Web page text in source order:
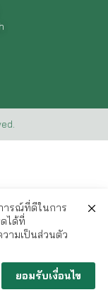
ารณ์ที่ดีในการ
ได้ที่
ามเป็นส่วนตัว
ยอมรับเงื่อนไข